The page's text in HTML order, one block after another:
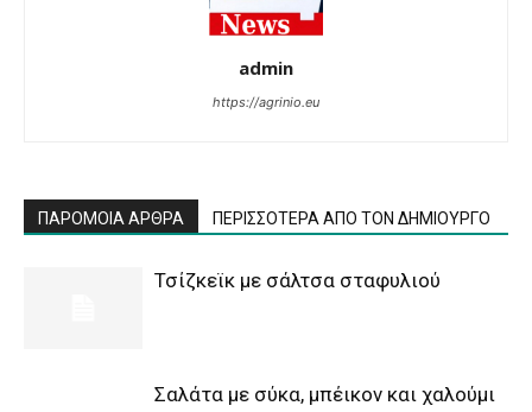
admin
https://agrinio.eu
ΠΑΡΟΜΟΙΑ ΑΡΘΡΑ ΠΕΡΙΣΣΟΤΕΡΑ ΑΠΟ ΤΟΝ ΔΗΜΙΟΥΡΓΟ
Τσίζκεϊκ με σάλτσα σταφυλιού
Σαλάτα με σύκα, μπέικον και χαλούμι